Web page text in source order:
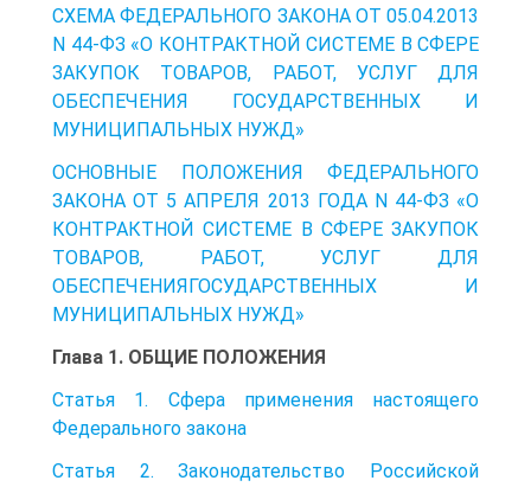
СХЕМА ФЕДЕРАЛЬНОГО ЗАКОНА ОТ 05.04.2013
N 44-ФЗ «О КОНТРАКТНОЙ СИСТЕМЕ В СФЕРЕ
ЗАКУПОК ТОВАРОВ, РАБОТ, УСЛУГ ДЛЯ
ОБЕСПЕЧЕНИЯ ГОСУДАРСТВЕННЫХ И
МУНИЦИПАЛЬНЫХ НУЖД»
ОСНОВНЫЕ ПОЛОЖЕНИЯ ФЕДЕРАЛЬНОГО
ЗАКОНА ОТ 5 АПРЕЛЯ 2013 ГОДА N 44-ФЗ «О
КОНТРАКТНОЙ СИСТЕМЕ В СФЕРЕ ЗАКУПОК
ТОВАРОВ, РАБОТ, УСЛУГ ДЛЯ
ОБЕСПЕЧЕНИЯГОСУДАРСТВЕННЫХ И
МУНИЦИПАЛЬНЫХ НУЖД»
Глава 1. ОБЩИЕ ПОЛОЖЕНИЯ
Статья 1. Сфера применения настоящего
Федерального закона
Статья 2. Законодательство Российской